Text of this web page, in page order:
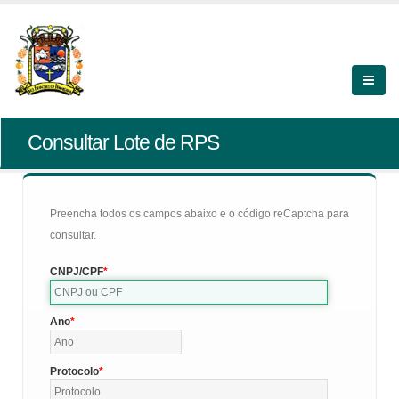
Consultar Lote de RPS
Preencha todos os campos abaixo e o código reCaptcha para
consultar.
CNPJ/CPF
Ano
Protocolo